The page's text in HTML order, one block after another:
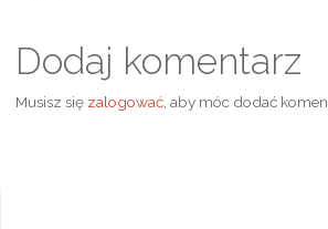
Dodaj komentarz
Musisz się zalogować, aby móc dodać